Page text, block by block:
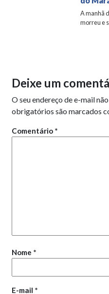
A manhã
morreu e
Deixe um
O seu endereço de e-mail
obrigatórios são marcados
Comentário *
Nome *
E-mail *